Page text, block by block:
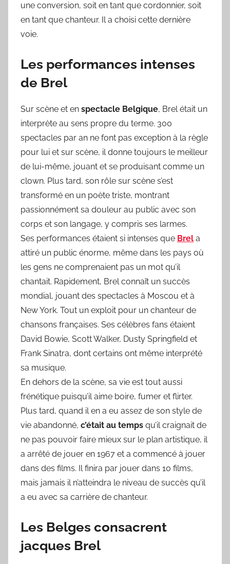
une conversion, soit en tant que cordonnier, soit
en tant que chanteur. Il a choisi cette dernière
voie.
Les performances intenses
de Brel
Sur scène et en spectacle Belgique, Brel était un
interprète au sens propre du terme. 300
spectacles par an ne font pas exception à la règle
pour lui et sur scène, il donne toujours le meilleur
de lui-même, jouant et se produisant comme un
clown. Plus tard, son rôle sur scène s’est
transformé en un poète triste, montrant
passionnément sa douleur au public avec son
corps et son langage, y compris ses larmes.
Ses performances étaient si intenses que Brel a
attiré un public énorme, même dans les pays où
les gens ne comprenaient pas un mot qu’il
chantait. Rapidement, Brel connaît un succès
mondial, jouant des spectacles à Moscou et à
New York. Tout un exploit pour un chanteur de
chansons françaises. Ses célèbres fans étaient
David Bowie, Scott Walker, Dusty Springfield et
Frank Sinatra, dont certains ont même interprété
sa musique.
En dehors de la scène, sa vie est tout aussi
frénétique puisqu’il aime boire, fumer et flirter.
Plus tard, quand il en a eu assez de son style de
vie abandonné, c’était au temps qu’il craignait de
ne pas pouvoir faire mieux sur le plan artistique, il
a arrêté de jouer en 1967 et a commencé à jouer
dans des films. Il finira par jouer dans 10 films,
mais jamais il n’atteindra le niveau de succès qu’il
a eu avec sa carrière de chanteur.
Les Belges consacrent
jacques Brel